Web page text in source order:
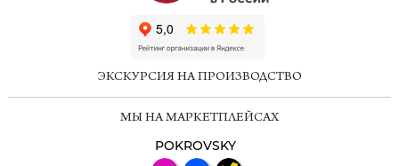
ЭКСКУРСИЯ НА ПРОИЗВОДСТВО
МЫ НА МАРКЕТПЛЕЙСАХ
POKROVSKY